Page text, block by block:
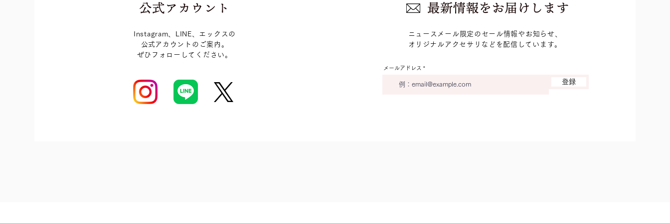
Instagram、LINE、エックスの
​公式アカウントのご案内。
​ぜひフォローしてください。
ニュースメール限定のセール情報やお知らせ、
​オリジナルアクセサリなどを配信しています。
メールアドレス
登録